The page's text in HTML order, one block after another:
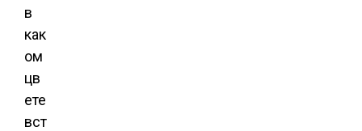
в
как
ом
цв
ете
вст